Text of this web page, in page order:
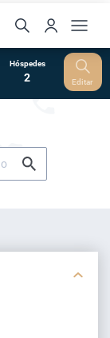
Hóspedes
2 Editar